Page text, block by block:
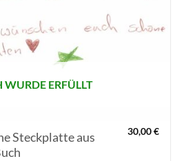
MERKLISTE
SETZEN
ERFÜLLT
Steckplatte aus
30,00€